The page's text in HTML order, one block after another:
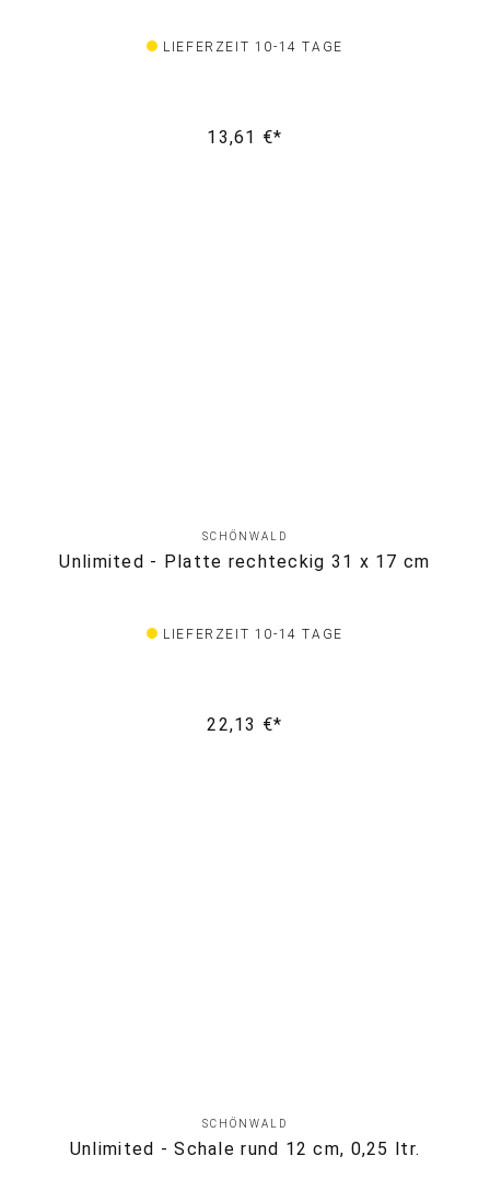
LIEFERZEIT 10-14 TAGE
13,61 €*
SCHÖNWALD
Unlimited - Platte rechteckig 31 x 17 cm
LIEFERZEIT 10-14 TAGE
22,13 €*
SCHÖNWALD
Unlimited - Schale rund 12 cm, 0,25 ltr.